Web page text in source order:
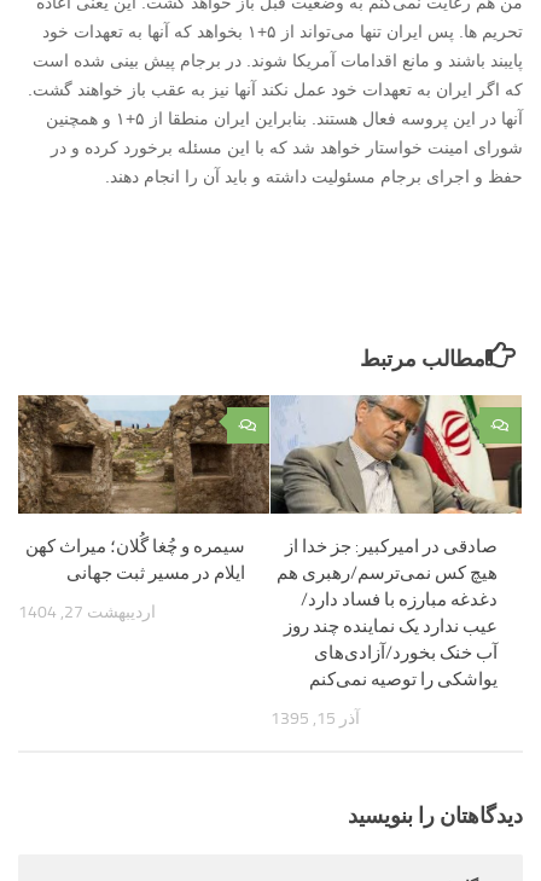
تحریم ها. پس ایران تنها می‌تواند از ۵+۱ بخواهد که آنها به تعهدات خود
پایبند باشند و مانع اقدامات آمریکا شوند. در برجام پیش بینی شده است
که اگر ایران به تعهدات خود عمل نکند آنها نیز به عقب باز خواهند گشت.
آنها در این پروسه فعال هستند. بنابراین ایران منطقا از ۵+۱ و همچنین
شورای امینت خواستار خواهد شد که با این مسئله برخورد کرده و در
حفظ و اجرای برجام مسئولیت داشته و باید آن را انجام دهند.
مطالب مرتبط
۰
سیمره و چُغا گُلان؛ میراث کهن
ایلام در مسیر ثبت جهانی
اردیبهشت 27, 1404
۰
صادقی در امیرکبیر: جز خدا از
هیچ کس نمی‌ترسم/رهبری هم
دغدغه مبارزه با فساد دارد/
عیب ندارد یک نماینده چند روز
آب خنک بخورد/آزادی‌های
یواشکی را توصیه نمی‌کنم
آذر 15, 1395
دیدگاهتان را بنویسید